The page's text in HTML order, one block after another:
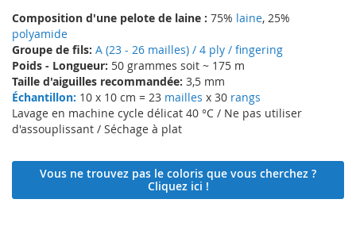
Composition d'une pelote de laine : 75% laine, 25%
polyamide
Groupe de fils: A (23 - 26 mailles) / 4 ply / fingering
Poids - Longueur: 50 grammes soit ~ 175 m
Taille d'aiguilles recommandée: 3,5 mm
Échantillon: 10 x 10 cm = 23 mailles x 30 rangs
Lavage en machine cycle délicat 40 °C / Ne pas utiliser
d'assouplissant / Séchage à plat
Vous ne trouvez pas le coloris que vous cherchez ?
Cliquez ici !
gallery